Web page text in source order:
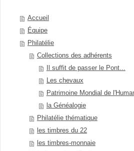
Accueil
Équipe
Philatélie
Collections des adhérents
Il suffit de passer le Pont...
Les chevaux
Patrimoine Mondial de
la Généalogie
Philatélie thématique
les timbres du 22
les timbres-monnaie